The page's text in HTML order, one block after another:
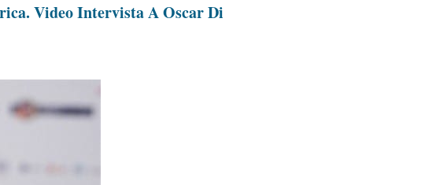
Video Intervista A Oscar Di